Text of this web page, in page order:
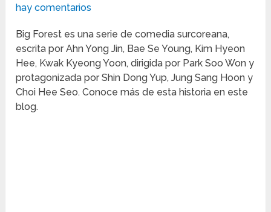
hay comentarios
Big Forest es una serie de comedia surcoreana,
escrita por Ahn Yong Jin, Bae Se Young, Kim Hyeon
Hee, Kwak Kyeong Yoon, dirigida por Park Soo Won y
protagonizada por Shin Dong Yup, Jung Sang Hoon y
Choi Hee Seo. Conoce más de esta historia en este
blog.